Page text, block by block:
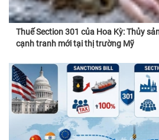
Thuế Section 301 của Hoa Kỳ: Thủy
cạnh tranh mới tại thị trường Mỹ